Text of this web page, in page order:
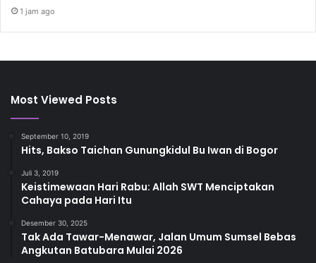
1 jam ago
Most Viewed Posts
September 10, 2019
Hits, Bakso Taichan Gunungkidul Bu Iwan di Bogor
Juli 3, 2019
Keistimewaan Hari Rabu: Allah SWT Menciptakan
Cahaya pada Hari Itu
Desember 30, 2025
Tak Ada Tawar-Menawar, Jalan Umum Sumsel Bebas
Angkutan Batubara Mulai 2026